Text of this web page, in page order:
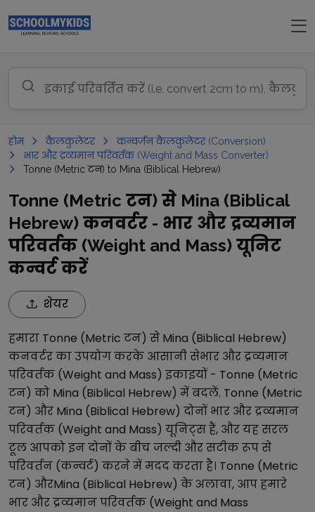
होम कैलकुलेटर
कन्वर्जन कैलकुलेटर (Conversion)
भार और द्रव्यमान परिवर्तक (Weight and Mass Converter)
Tonne (Metric टन) to Mina (Biblical Hebrew)
Tonne (Metric टन) से Mina (Biblical
Hebrew) कनवर्टर - भार और द्रव्यमान
परिवर्तक (Weight and Mass) यूनिट
कन्वर्ट करें
शेयर
हमारा Tonne (Metric टन) से Mina (Biblical Hebrew)
कनवर्टर का उपयोग करके आसानी सेभार और द्रव्यमान
परिवर्तक (Weight and Mass) इकाइयों - Tonne (Metric
टन) को Mina (Biblical Hebrew) में बदलें. Tonne (Metric
टन) और Mina (Biblical Hebrew) दोनों भार और द्रव्यमान
परिवर्तक (Weight and Mass) यूनिट्स हैं, और यह सरल
टूल आपको इन दोनों के बीच जल्दी और सटीक रूप से
परिवर्तन (कन्वर्ट) करने में मदद करता है। Tonne (Metric
टन) औरMina (Biblical Hebrew) के अलावा, आप हमारे
भार और द्रव्यमान परिवर्तक (Weight and Mass